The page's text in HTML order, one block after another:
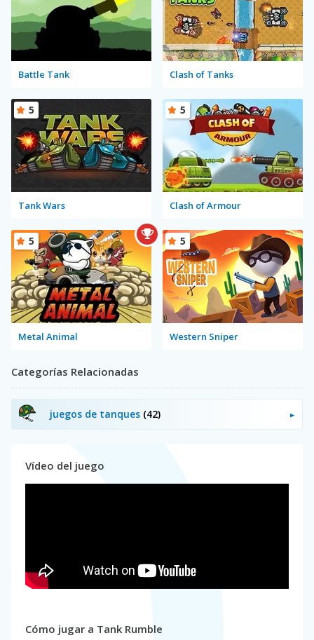
Battle Tank Clash of Tanks
Tank Wars
5
Clash of Armour
5
Metal Animal
5
Western Sniper
5
Categorías Relacionadas
juegos de tanques (42)
Vídeo del juego
Cómo jugar a Tank Rumble